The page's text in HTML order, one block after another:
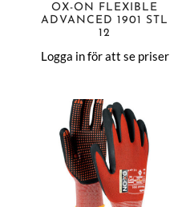
OX-ON FLEXIBLE
ADVANCED 1901 STL
12
Logga in för att se priser